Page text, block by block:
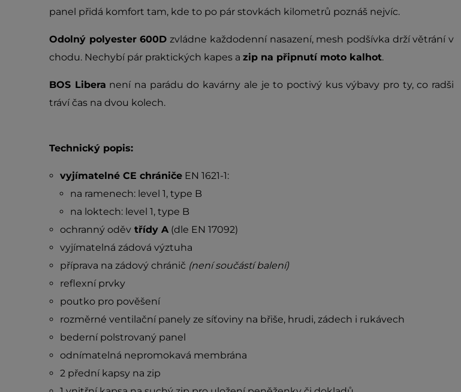
panel přidá komfort tam, kde to po pár stovkách kilometrů poznáš nejvíc.
Odolný polyester 600D zvládne každodenní nasazení, mesh podšívka drží větrání v
chodu. Nechybí pár praktických kapes a zip na připnutí moto kalhot.
BOS Libera není na parádu do kavárny ale je to poctivý kus výbavy pro ty, co radši
tráví čas na dvou kolech.
Technický popis:
vyjímatelné CE chráničeEN 1621-1:
na ramenech: level 1, type B
na loktech: level 1, type B
ochranný oděvtřídy A(dle EN 17092)
vyjímatelná zádová výztuha
příprava na zádový chránič (není součástí balení)
reflexní prvky
poutko pro pověšení
rozměrné ventilační panely ze síťoviny na břiše, hrudi, zádech i rukávech
bederní polstrovaný panel
odnímatelná nepromokavá membrána
2 přední kapsy na zip